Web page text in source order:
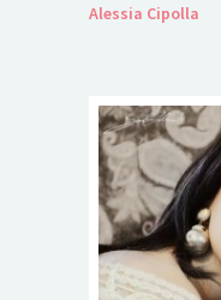
Alessia Cipolla